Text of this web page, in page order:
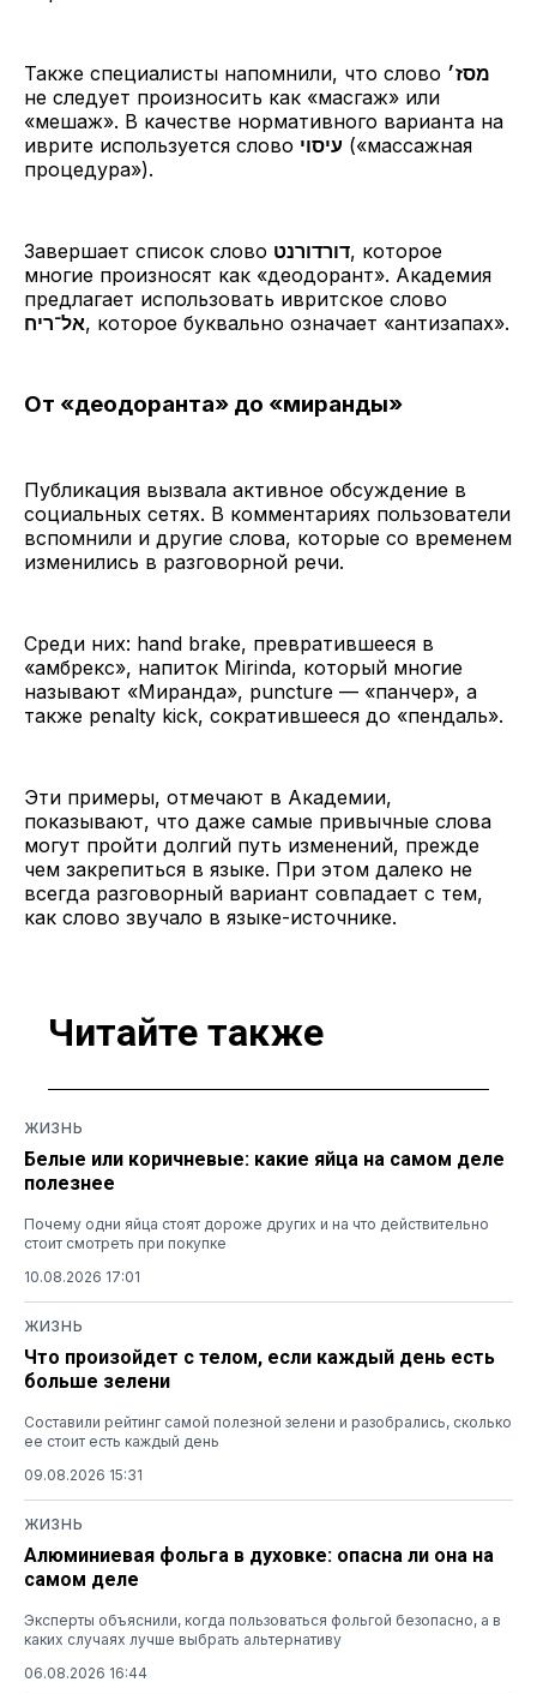
Также специалисты напомнили, что слово מסז׳
не следует произносить как «масгаж» или
«мешаж». В качестве нормативного варианта на
иврите используется слово עיסוי («массажная
процедура»).
Завершает список слово דורדורנט, которое
многие произносят как «деодорант». Академия
предлагает использовать ивритское слово
אל־ריח, которое буквально означает «антизапах».
От «деодоранта» до «миранды»
Публикация вызвала активное обсуждение в
социальных сетях. В комментариях пользователи
вспомнили и другие слова, которые со временем
изменились в разговорной речи.
Среди них: hand brake, превратившееся в
«амбрекс», напиток Mirinda, который многие
называют «Миранда», puncture — «панчер», а
также penalty kick, сократившееся до «пендаль».
Эти примеры, отмечают в Академии,
показывают, что даже самые привычные слова
могут пройти долгий путь изменений, прежде
чем закрепиться в языке. При этом далеко не
всегда разговорный вариант совпадает с тем,
как слово звучало в языке-источнике.
Читайте также
ЖИЗНЬ
Белые или коричневые: какие яйца на самом деле
полезнее
Почему одни яйца стоят дороже других и на что действительно
стоит смотреть при покупке
10.08.2026 17:01
ЖИЗНЬ
Что произойдет с телом, если каждый день есть
больше зелени
Составили рейтинг самой полезной зелени и разобрались, сколько
ее стоит есть каждый день
09.08.2026 15:31
ЖИЗНЬ
Алюминиевая фольга в духовке: опасна ли она на
самом деле
Эксперты объяснили, когда пользоваться фольгой безопасно, а в
каких случаях лучше выбрать альтернативу
06.08.2026 16:44